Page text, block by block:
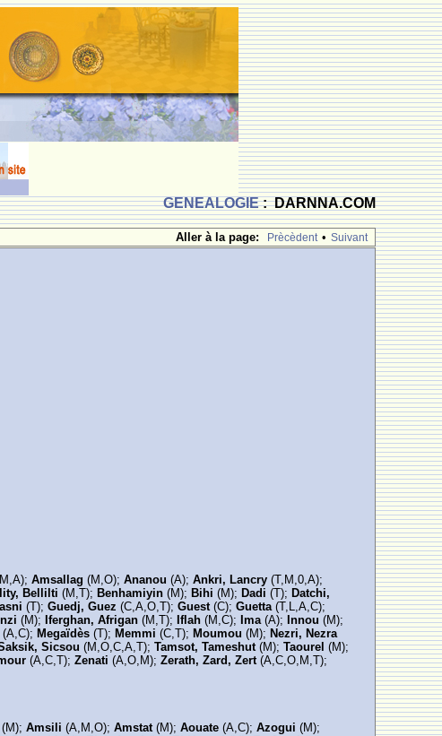
GENEALOGIE: DARNNA.COM
Aller à la page:
Prècèdent • Suivant
Amsallag(M,O);Ananou(A);Ankri, Lancry(T,M,0,A);
Bellilti(M,T); Benhamiyin(M); Bihi(M); Dadi(T); Datchi,
(T);Guedj, Guez (C,A,O,T);Guest(C);Guetta(T,L,A,C);
(M); Iferghan, Afrigan (M,T); Iflah (M,C); Ima(A); Innou (M);
(A,C); Megaïdès(T); Memmi (C,T); Moumou(M); Nezri, Nezra
Sicsou(M,O,C,A,T); Tamsot, Tameshut(M);Taourel(M);
(A,C,T); Zenati (A,O,M);Zerath, Zard, Zert(A,C,O,M,T);
(M); Amsili(A,M,O);Amstat(M);Aouate (A,C);Azogui(M);